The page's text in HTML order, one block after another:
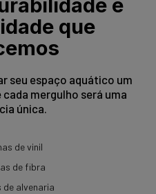
e
que
seu espaço aquático um
mergulho será uma
única.
de vinil
de fibra
de alvenaria